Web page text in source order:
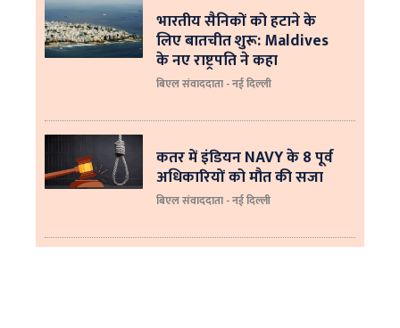
भारतीय सैनिकों को हटाने के
लिए बातचीत शुरू: Maldives
के नए राष्ट्रपति ने कहा
बिएल संवाददाता - नई दिल्‍ली
कतर में इंडियन NAVY के 8 पूर्व
अधिकारियों को मौत की सजा
बिएल संवाददाता - नई दिल्ली